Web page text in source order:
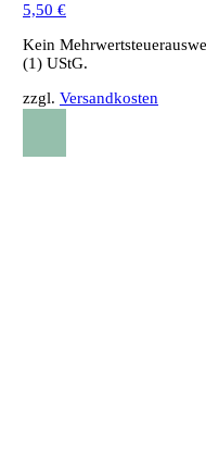
5,50 €
Kein
(1) UStG.
zzgl. Versandkosten